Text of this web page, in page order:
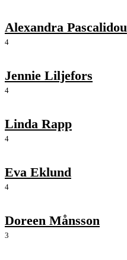
Alexandra Pascalidou
4
Jennie Liljefors
4
Linda Rapp
4
Eva Eklund
4
Doreen Månsson
3